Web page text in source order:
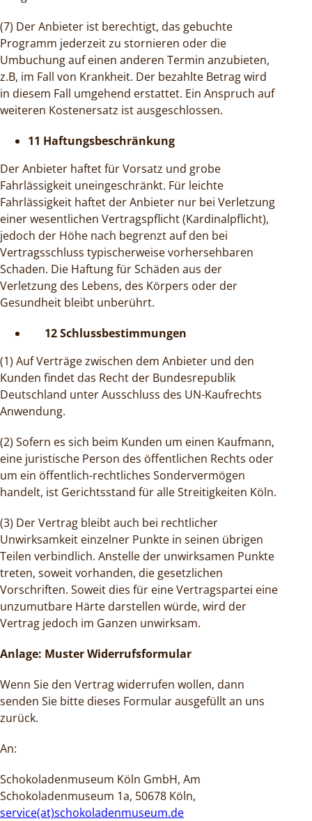
(7) Der Anbieter ist berechtigt, das gebuchte
Programm jederzeit zu stornieren oder die
Umbuchung auf einen anderen Termin anzubieten,
z.B, im Fall von Krankheit. Der bezahlte Betrag wird
in diesem Fall umgehend erstattet. Ein Anspruch auf
weiteren Kostenersatz ist ausgeschlossen.
11 Haftungsbeschränkung
Der Anbieter haftet für Vorsatz und grobe
Fahrlässigkeit uneingeschränkt. Für leichte
Fahrlässigkeit haftet der Anbieter nur bei Verletzung
einer wesentlichen Vertragspflicht (Kardinalpflicht),
jedoch der Höhe nach begrenzt auf den bei
Vertragsschluss typischerweise vorhersehbaren
Schaden. Die Haftung für Schäden aus der
Verletzung des Lebens, des Körpers oder der
Gesundheit bleibt unberührt.
12 Schlussbestimmungen
(1) Auf Verträge zwischen dem Anbieter und den
Kunden findet das Recht der Bundesrepublik
Deutschland unter Ausschluss des UN-Kaufrechts
Anwendung.
(2) Sofern es sich beim Kunden um einen Kaufmann,
eine juristische Person des öffentlichen Rechts oder
um ein öffentlich-rechtliches Sondervermögen
handelt, ist Gerichtsstand für alle Streitigkeiten Köln.
(3) Der Vertrag bleibt auch bei rechtlicher
Unwirksamkeit einzelner Punkte in seinen übrigen
Teilen verbindlich. Anstelle der unwirksamen Punkte
treten, soweit vorhanden, die gesetzlichen
Vorschriften. Soweit dies für eine Vertragspartei eine
unzumutbare Härte darstellen würde, wird der
Vertrag jedoch im Ganzen unwirksam.
Anlage: Muster Widerrufsformular
Wenn Sie den Vertrag widerrufen wollen, dann
senden Sie bitte dieses Formular ausgefüllt an uns
zurück.
An:
Schokoladenmuseum Köln GmbH, Am
Schokoladenmuseum 1a, 50678 Köln,
service(at)schokoladenmuseum.de